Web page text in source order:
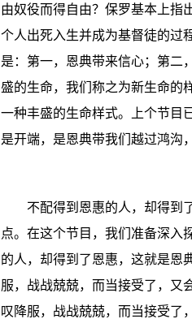
由奴役而得自由？保罗基本上指
个人出死入生并成为基督徒的过
是：第一，恩典带来信心；第二
盛的生命，我们称之为新生命的
一种丰盛的生命样式。上个节目
是开端，是恩典带我们越过鸿沟
不配得到恩惠的人，却得到
点。在这个节目，我们准备深入
的人，却得到了恩惠，这就是恩
服，战战兢兢，而当接受了，又
叹降服，战战兢兢，而当接受了